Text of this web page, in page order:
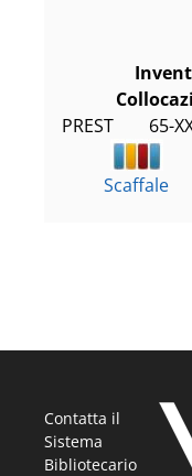
PREST        65-
Scaffale
Contatta il
Sistema
Bibliotecario